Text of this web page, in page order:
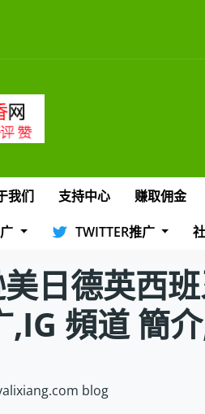
我们 支持中心 赚取佣金
TWITTER推广
日德英西
,IG 頻道 簡
blog